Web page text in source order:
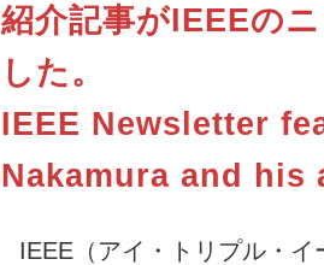
紹介記事がIEEEの
した。
IEEE Newsletter
Nakamura and his
IEEE（アイ・トリプル・イ